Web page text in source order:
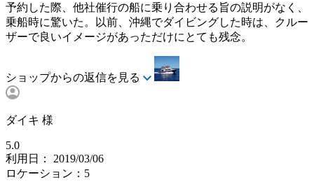
予約した際、他社催行の船に乗り合わせる旨の説明がなく、
乗船時に驚いた。以前、沖縄でダイビングした時は、クルー
ザーで良いイメージがあっただけにとても残念。
ショップからの返信を見る
ダイキ 様
5.0
利用日： 2019/03/06
ロケーション：5